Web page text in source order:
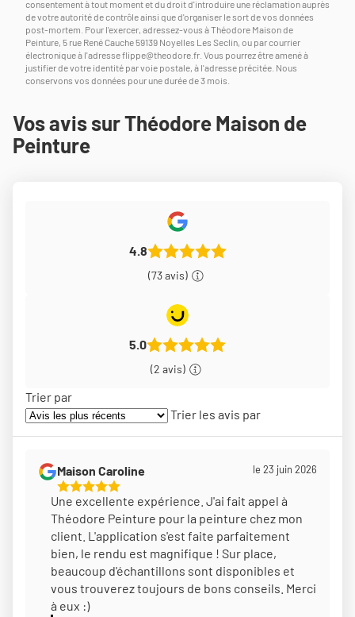
consentement à tout moment et du droit d'introduire une réclamation auprès
de votre autorité de contrôle ainsi que d'organiser le sort de vos données
post-mortem. Pour l'exercer, adressez-vous à Théodore Maison de
Peinture, 5 rue René Cauche 59139 Noyelles Les Seclin, ou par courrier
électronique à l'adresseflippe@theodore.fr . Vous pourrez être amené à
justifier de votre identité par voie postale, à l'adresse précitée. Nous
conservons vos données pour une durée de 3 mois.
Vos avis sur Théodore Maison de
Peinture
4.8
(73 avis)
5.0
(2 avis)
Trier par
Trier les avis par
Maison Caroline
5
Étoiles
Sur
5
le 23 juin 2026
Une excellente expérience. J'ai fait appel à
Théodore Peinture pour la peinture chez mon
client. L'application s'est faite parfaitement
bien, le rendu est magnifique ! Sur place,
beaucoup d'échantillons sont disponibles et
vous trouverez toujours de bons conseils. Merci
à eux :)